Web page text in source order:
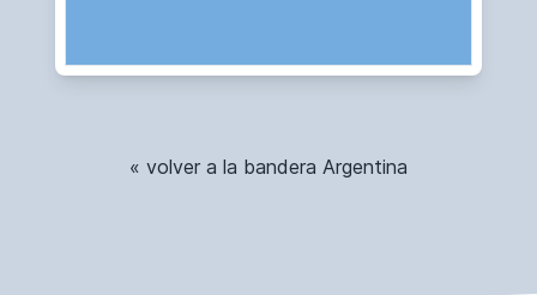
« volver a la bandera Argentina